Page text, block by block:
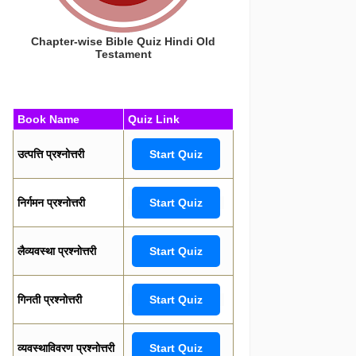
Chapter-wise Bible Quiz Hindi Old
Testament
Book Name Quiz Link
उत्पत्ति प्रश्नोत्तरी Start Quiz
निर्गमन प्रश्नोत्तरी Start Quiz
लैव्यवस्था प्रश्नोत्तरी Start Quiz
गिनती प्रश्नोत्तरी Start Quiz
व्यवस्थाविवरण प्रश्नोत्तरी Start Quiz